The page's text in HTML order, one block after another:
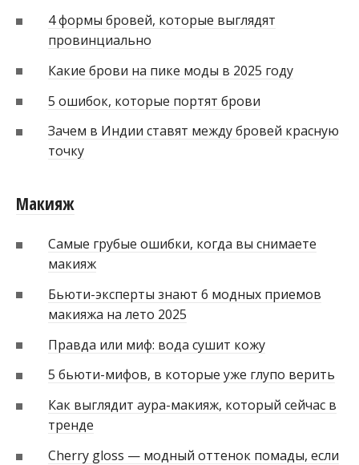
4 формы бровей, которые выглядят
провинциально
Какие брови на пике моды в 2025 году
5 ошибок, которые портят брови
Зачем в Индии ставят между бровей красную
точку
Макияж
Самые грубые ошибки, когда вы снимаете
макияж
Бьюти-эксперты знают 6 модных приемов
макияжа на лето 2025
Правда или миф: вода сушит кожу
5 бьюти-мифов, в которые уже глупо верить
Как выглядит аура-макияж, который сейчас в
тренде
Cherry gloss — модный оттенок помады, если